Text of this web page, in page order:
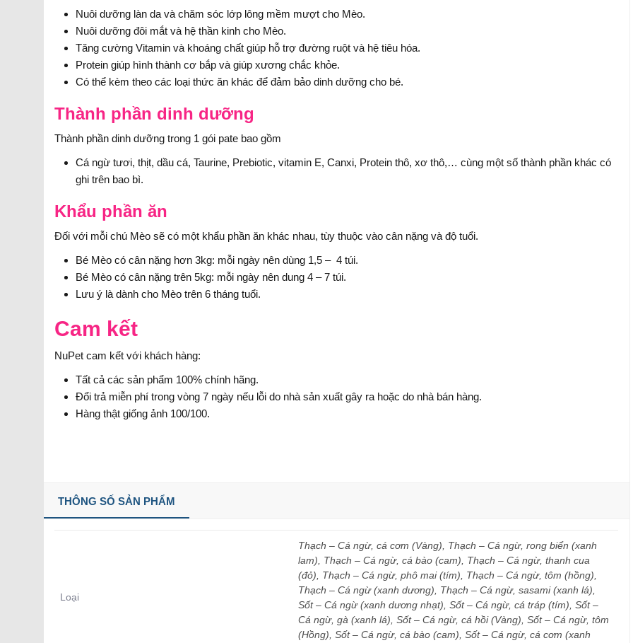
Nuôi dưỡng làn da và chăm sóc lớp lông mềm mượt cho Mèo.
Nuôi dưỡng đôi mắt và hệ thần kinh cho Mèo.
Tăng cường Vitamin và khoáng chất giúp hỗ trợ đường ruột và hệ tiêu hóa.
Protein giúp hình thành cơ bắp và giúp xương chắc khỏe.
Có thể kèm theo các loại thức ăn khác để đảm bảo dinh dưỡng cho bé.
Thành phần dinh dưỡng
Thành phần dinh dưỡng trong 1 gói pate bao gồm
Cá ngừ tươi, thịt, dầu cá, Taurine, Prebiotic, vitamin E, Canxi, Protein thô, xơ thô,… cùng một số thành phần khác có
ghi trên bao bì.
Khẩu phần ăn
Đối với mỗi chú Mèo sẽ có một khẩu phần ăn khác nhau, tùy thuộc vào cân nặng và độ tuổi.
Bé Mèo có cân nặng hơn 3kg: mỗi ngày nên dùng 1,5 – 4 túi.
Bé Mèo có cân nặng trên 5kg: mỗi ngày nên dung 4 – 7 túi.
Lưu ý là dành cho Mèo trên 6 tháng tuổi.
Cam kết
NuPet cam kết với khách hàng:
Tất cả các sản phẩm 100% chính hãng.
Đổi trả miễn phí trong vòng 7 ngày nếu lỗi do nhà sản xuất gây ra hoặc do nhà bán hàng.
Hàng thật giống ảnh 100/100.
THÔNG SỐ SẢN PHẨM
Loại
Thạch – Cá ngừ, cá cơm (Vàng), Thạch – Cá ngừ, rong biển (xanh
lam), Thạch – Cá ngừ, cá bào (cam), Thạch – Cá ngừ, thanh cua
(đỏ), Thạch – Cá ngừ, phô mai (tím), Thạch – Cá ngừ, tôm (hồng),
Thạch – Cá ngừ (xanh dương), Thạch – Cá ngừ, sasami (xanh lá),
Sốt – Cá ngừ (xanh dương nhạt), Sốt – Cá ngừ, cá tráp (tím), Sốt –
Cá ngừ, gà (xanh lá), Sốt – Cá ngừ, cá hồi (Vàng), Sốt – Cá ngừ, tôm
(Hồng), Sốt – Cá ngừ, cá bào (cam), Sốt – Cá ngừ, cá cơm (xanh